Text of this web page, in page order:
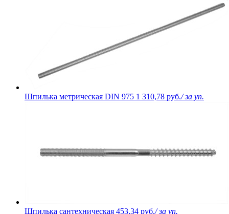
Шпилька метрическая DIN 975 1 310,78 руб./ за уп.
Шпилька сантехническая 453,34 руб./ за уп.